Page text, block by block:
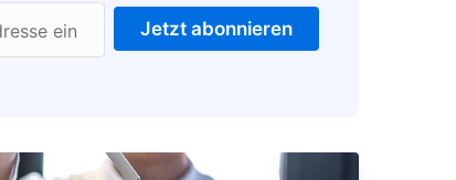
ein Jetzt abonnieren